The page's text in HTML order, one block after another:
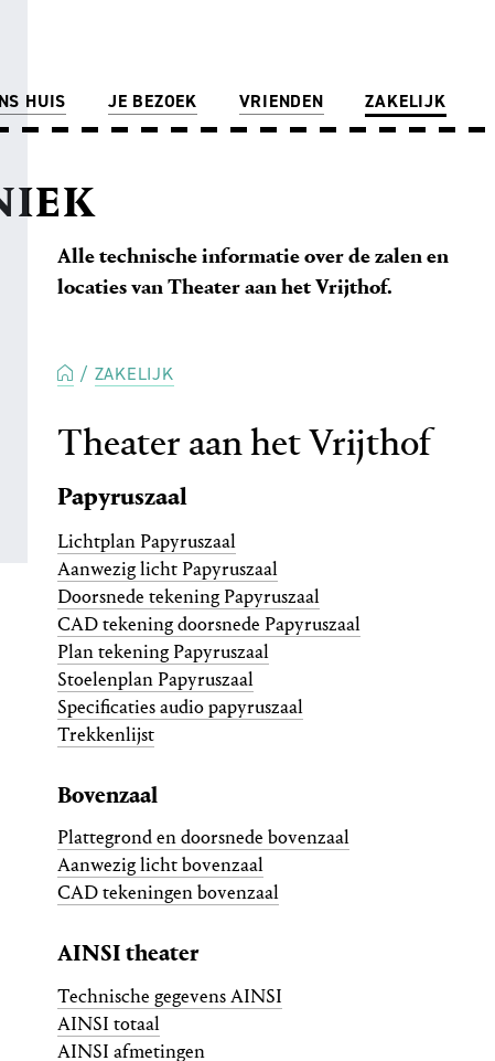
HUIS JE BEZOEK VRIENDEN ZAKELIJK
Alle technische informatie over de zalen en
locaties van Theater aan het Vrijthof.
ZAKELIJK
Theater aan het Vrijthof
Papyruszaal
Lichtplan Papyruszaal
Aanwezig licht Papyruszaal
Doorsnede tekening Papyruszaal
CAD tekening doorsnede Papyruszaal
Plan tekening Papyruszaal
Stoelenplan Papyruszaal
Specificaties audio papyruszaal
Trekkenlijst
Bovenzaal
Plattegrond en doorsnede bovenzaal
Aanwezig licht bovenzaal
CAD tekeningen bovenzaal
AINSI theater
Technische gegevens AINSI
AINSI totaal
AINSI afmetingen